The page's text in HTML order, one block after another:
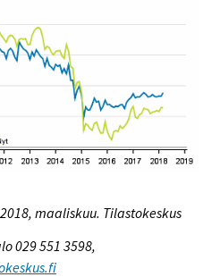
maaliskuu. Tilastokeskus
029 551 3598,